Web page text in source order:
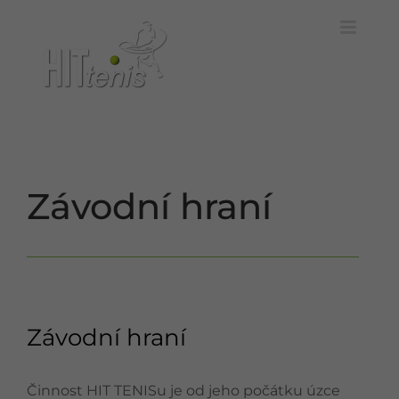
content
Závodní hraní
Závodní hraní
Činnost HIT TENISu je od jeho počátku úzce